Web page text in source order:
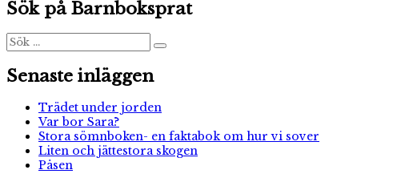
Sök på Barnboksprat
Sök
efter:
Sök
Senaste inläggen
Trädet under jorden
Var bor Sara?
Stora sömnboken- en faktabok om hur vi sover
Liten och jättestora skogen
Påsen